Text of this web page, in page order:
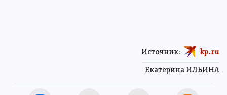
Екатерина ИЛЬИНА
Источник: kp.ru